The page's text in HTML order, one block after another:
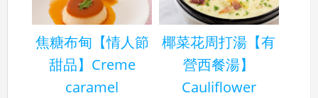
焦糖布甸【情人節
甜品】Creme
caramel
椰菜花周打湯【有
營西餐湯】
Cauliflower